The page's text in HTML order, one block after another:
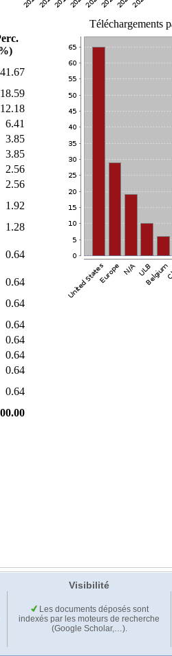
Visibilité
Les documents déposés sont
indexés par les moteurs de recherche
(Google Scholar,…).